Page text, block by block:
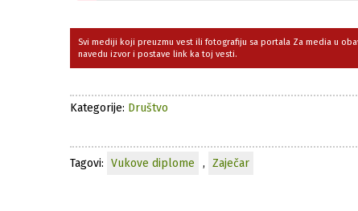
Svi mediji koji preuzmu vest ili fotografiju sa portala Za media u
navedu izvor i postave link ka toj vesti.
Kategorije: Društvo
Tagovi: Vukove diplome , Zaječar